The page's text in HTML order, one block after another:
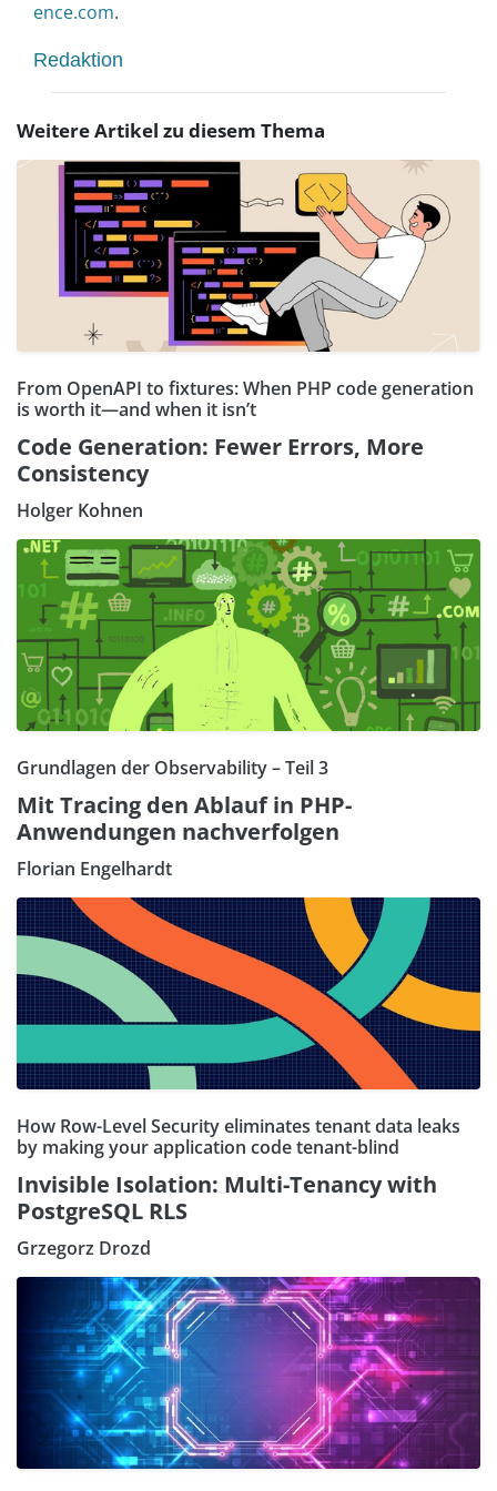
ence.com.
Redaktion
Weitere Artikel zu diesem Thema
From OpenAPI to fixtures: When PHP code generation
is worth it—and when it isn’t
Code Generation: Fewer Errors, More
Consistency
Holger Kohnen
Grundlagen der Observability – Teil 3
Mit Tracing den Ablauf in PHP-
Anwendungen nachverfolgen
Florian Engelhardt
How Row-Level Security eliminates tenant data leaks
by making your application code tenant-blind
Invisible Isolation: Multi-Tenancy with
PostgreSQL RLS
Grzegorz Drozd